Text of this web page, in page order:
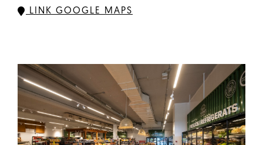
LINK GOOGLE MAPS